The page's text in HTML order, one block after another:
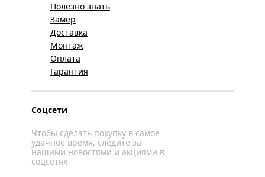
Полезно знать
Замер
Доставка
Монтаж
Оплата
Гарантия
Соцсети
Чтобы сделать покупку в самое
удачное время, следите за
нашими новостями и акциями в
соцсетях